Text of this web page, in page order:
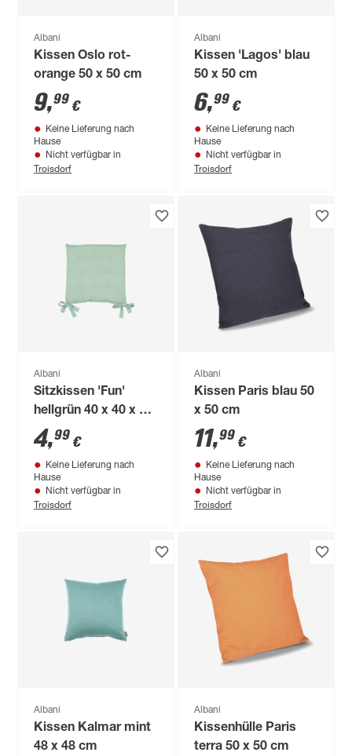
Albani
Kissen Oslo rot-
orange 50 x 50 cm
9,99 €
Keine Lieferung nach
Hause
Nicht verfügbar in
Troisdorf
Albani
Kissen 'Lagos' blau
50 x 50 cm
6,99 €
Keine Lieferung nach
Hause
Nicht verfügbar in
Troisdorf
Albani
Sitzkissen 'Fun'
hellgrün 40 x 40 x 3
cm
4,99 €
Keine Lieferung nach
Hause
Nicht verfügbar in
Troisdorf
Albani
Kissen Paris blau 50
x 50 cm
11,99 €
Keine Lieferung nach
Hause
Nicht verfügbar in
Troisdorf
Albani
Kissen Kalmar mint
48 x 48 cm
Albani
Kissenhülle Paris
terra 50 x 50 cm